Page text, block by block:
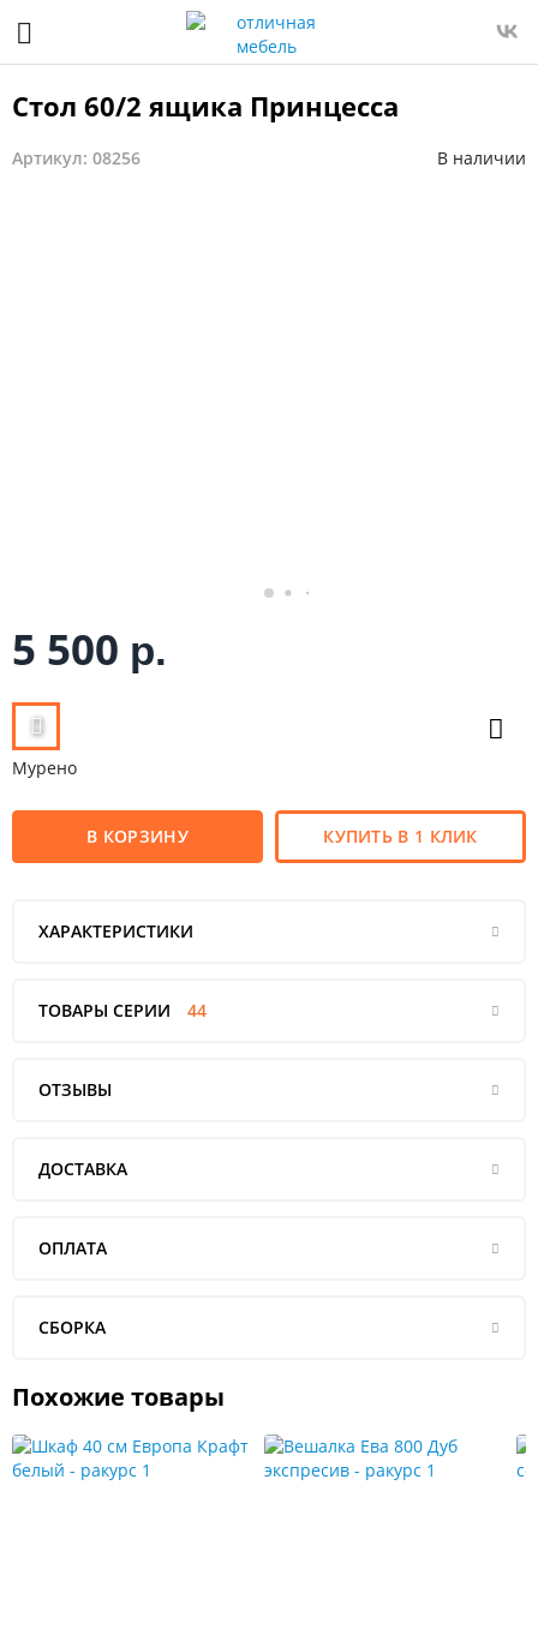
Стол 60/2 ящика Принцесса
Артикул: 08256 В наличии
5 500 р.
Мурено
В КОРЗИНУ КУПИТЬ В 1 КЛИК
ХАРАКТЕРИСТИКИ
ТОВАРЫ СЕРИИ 44
ОТЗЫВЫ
ДОСТАВКА
ОПЛАТА
СБОРКА
Похожие товары